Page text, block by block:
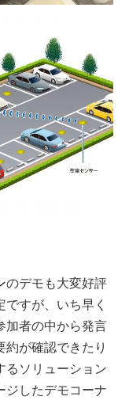
のデモも大変好評
すが、いち早く
加者の中から発言
が確認できたり
るソリューション
ジしたデモコーナ